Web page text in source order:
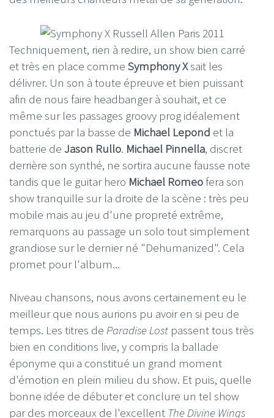
Techniquement, rien à redire, un show bien carré
et très en place comme Symphony Xsait les
délivrer. Un son à toute épreuve et bien puissant
afin de nous faire headbanger à souhait, et ce
même sur les passages groovy prog idéalement
ponctués par la basse de Michael Lepond et la
batterie de Jason Rullo. Michael Pinnella, discret
derrière son synthé, ne sortira aucune fausse note
tandis que le guitar hero Michael Romeofera son
show tranquille sur la droite de la scène : très peu
mobile mais au jeu d'une propreté extrême,
remarquons au passage un solo tout simplement
grandiose sur le dernier né "Dehumanized". Cela
promet pour l'album...
Niveau chansons, nous avons certainement eu le
meilleur que nous aurions pu avoir en si peu de
temps. Les titres de Paradise Lost passent tous très
bien en conditions live, y compris la ballade
éponyme qui a constitué un grand moment
d'émotion en plein milieu du show. Et puis, quelle
bonne idée de débuter et conclure un tel show
par des morceaux de l'excellent The Divine Wings